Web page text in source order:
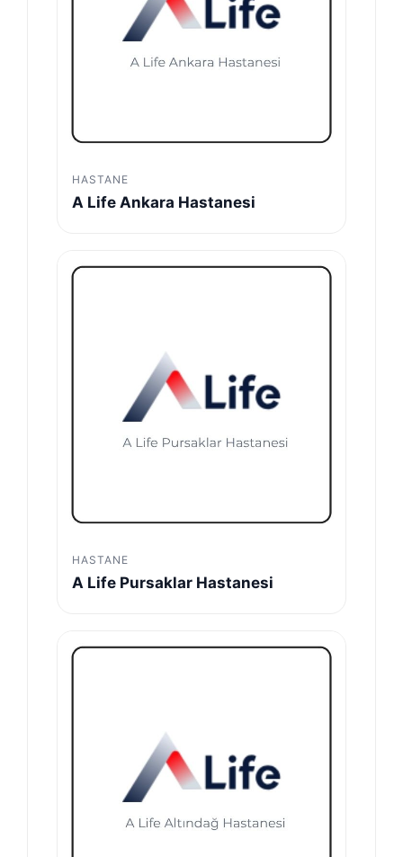
HASTANE
A Life Ankara Hastanesi
HASTANE
A Life Pursaklar Hastanesi